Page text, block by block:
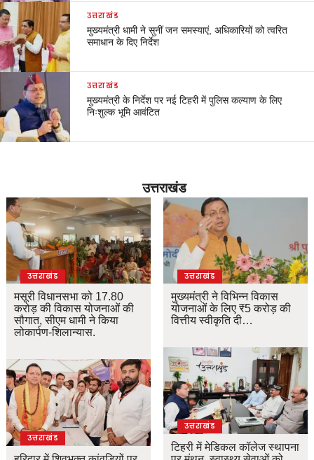
उत्तराखंड
मुख्यमंत्री धामी ने सुनीं जन समस्याएं, अधिकारियों को त्वरित
समाधान के दिए निर्देश
उत्तराखंड
मुख्यमंत्री के निर्देश पर नई टिहरी में पुलिस कल्याण के लिए
निःशुल्क भूमि आवंटित
उत्तराखंड
उत्तराखंड
मसूरी विधानसभा को 17.80
करोड़ की विकास योजनाओं की
सौगात, सीएम धामी ने किया
लोकार्पण-शिलान्यास.
उत्तराखंड
उत्तराखंड
मुख्यमंत्री ने विभिन्न विकास
योजनाओं के लिए ₹5 करोड़ की
वित्तीय स्वीकृति दी…
उत्तराखंड
टिहरी में मेडिकल कॉलेज स्थापना